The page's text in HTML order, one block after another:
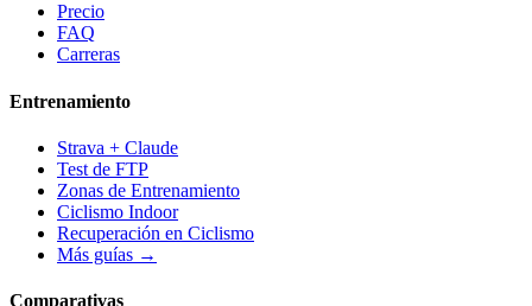
Precio
FAQ
Carreras
Entrenamiento
Strava + Claude
Test de FTP
Zonas de Entrenamiento
Ciclismo Indoor
Recuperación en Ciclismo
Más guías →
Comparativas